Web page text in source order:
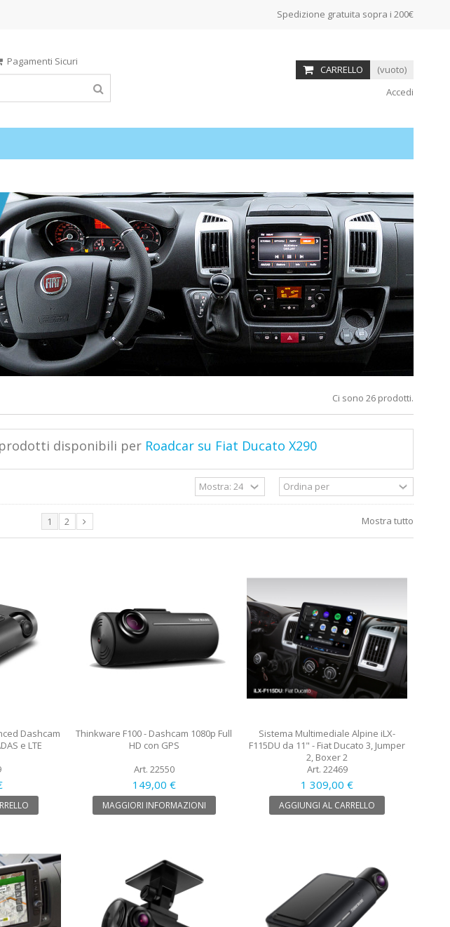
Spedizione gratuita sopra i 200€
Pagamenti Sicuri
CARRELLO
(vuoto)
Accedi
Ci sono 26 prodotti.
disponibili per Roadcar su Fiat Ducato X290
Mostra tutto
1 2
Dashcam
e LTE
Thinkware F100 - Dashcam 1080p Full
HD con GPS
Art. 22550
149,00 €
MAGGIORI INFORMAZIONI
Sistema Multimediale Alpine iLX-
F115DU da 11" - Fiat Ducato 3, Jumper
2, Boxer 2
Art. 22469
1 309,00 €
AGGIUNGI AL CARRELLO